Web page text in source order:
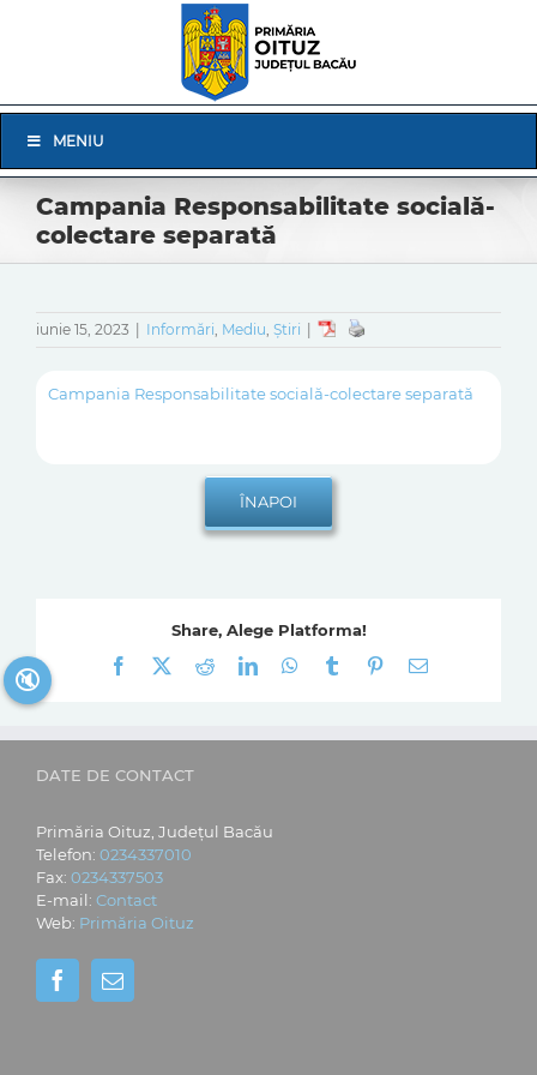
Navigation
MENIU
Campania Responsabilitate socială-
colectare separată
iunie 15, 2023 Informări, Mediu, Știri
Campania Responsabilitate socială-colectare separată
Share, Alege Platforma!
Facebook
RedditLinkedInWhatsApp
Tumblr Pinterest
E-
DATE DE CONTACT
Primăria Oituz, Județul Bacău
Telefon: 0234337010
Fax: 0234337503
E-mail: Contact
Web: Primăria Oituz
🔇